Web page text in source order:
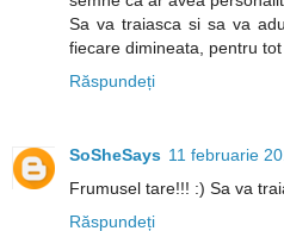
Sa va traiasca si sa va
fiecare dimineata, pentru
Răspundeți
SoSheSays 11 februarie
Frumusel tare!!! :) Sa va
Răspundeți